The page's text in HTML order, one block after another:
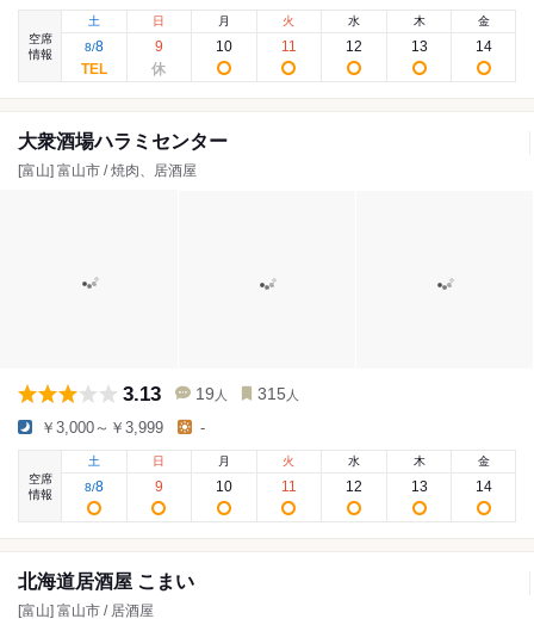
空席
情報
土
8/8
日
9
月
10
火
11
水
12
木
13
金
14
大衆酒場ハラミセンター
[富山] 富山市 / 焼肉、居酒屋
3.13 19 人 315 人
￥3,000～￥3,999 -
空席
情報
土
8/8
日
9
月
10
火
11
水
12
木
13
金
14
北海道居酒屋 こまい
[富山] 富山市 / 居酒屋